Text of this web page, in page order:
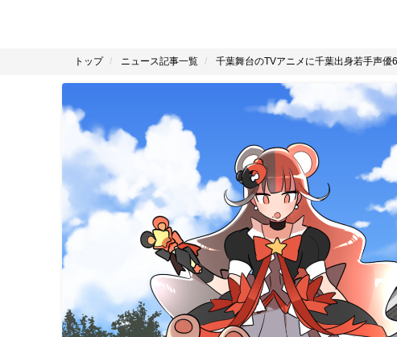
トップ ニュース記事一覧 千葉舞台のTVアニメに千葉出身若手声優